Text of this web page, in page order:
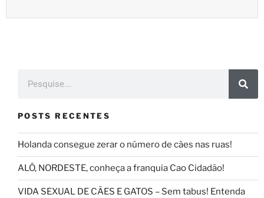
POSTS RECENTES
Holanda consegue zerar o número de cães nas ruas!
ALÔ, NORDESTE, conheça a franquia Cao Cidadão!
VIDA SEXUAL DE CÃES E GATOS – Sem tabus! Entenda